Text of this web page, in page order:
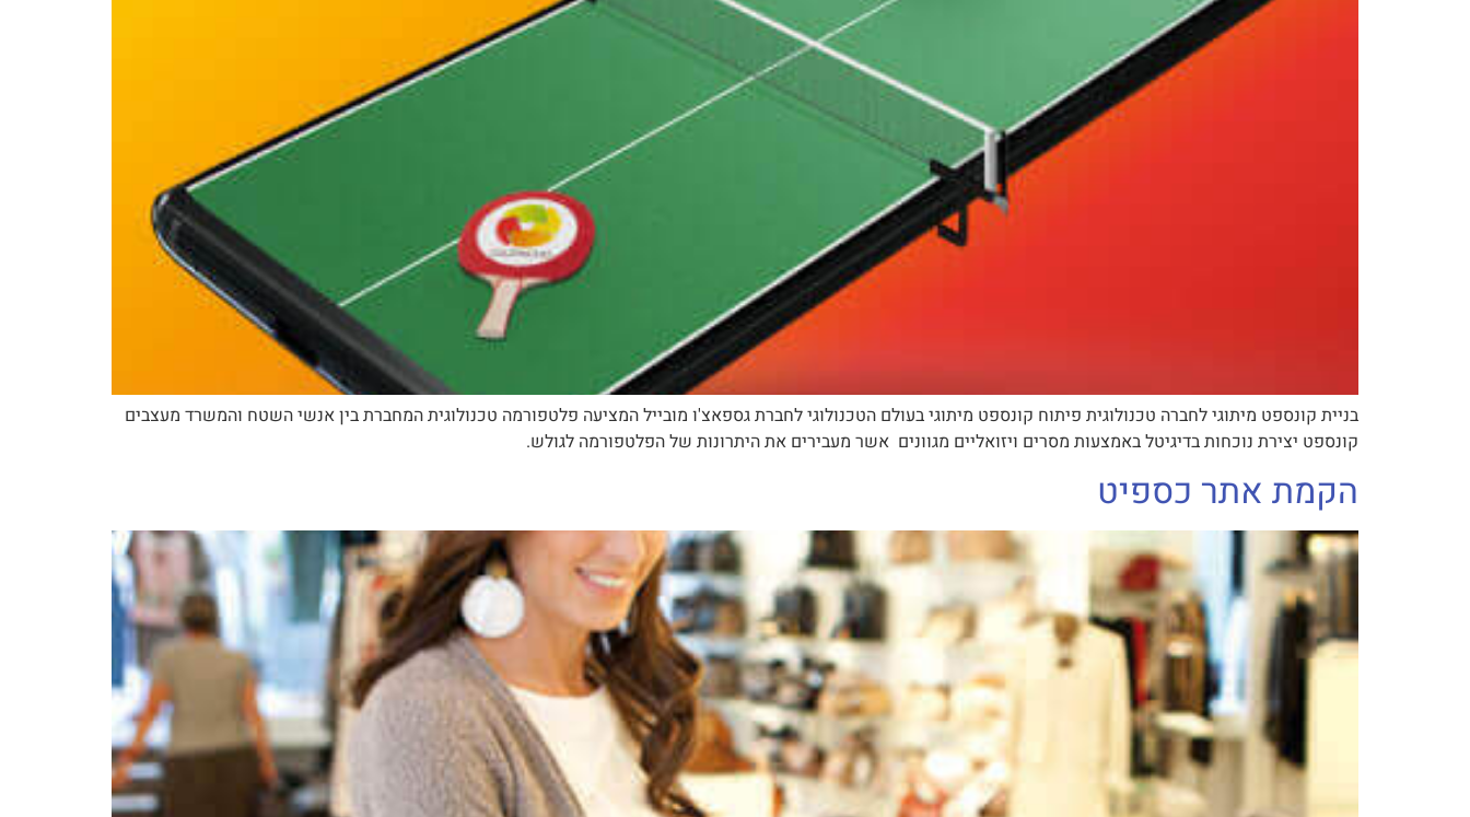
בניית קונספט מיתוגי לחברה טכנולוגית פיתוח קונספט מיתוגי בעולם הטכנולוגי לחברת גספאצ'ו מובייל המציעה פלטפורמה טכנולוגית המחברת בין אנשי השטח והמשרד מעצבים
קונספט יצירת נוכחות בדיגיטל באמצעות מסרים ויזואליים מגוונים אשר מעבירים את היתרונות של הפלטפורמה לגולש.
הקמת אתר כספיט